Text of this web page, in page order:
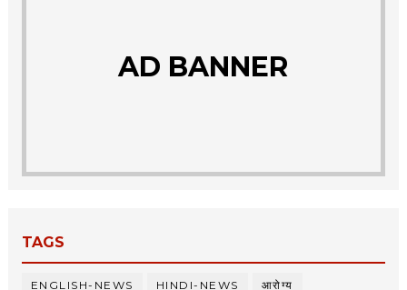
AD BANNER
TAGS
ENGLISH-NEWS HINDI-NEWS आरोग्य